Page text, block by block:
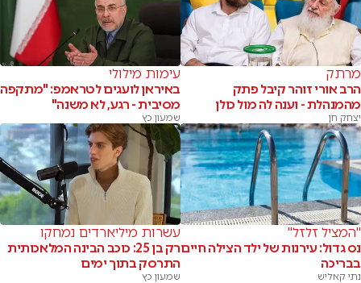
מרתק
הרב אורי זוהר קיבל פתק
מהמנהלת - וענה לה מול כולן
יצחק חן
עימות מילולי
באיראן לועגים לטראמפ: "מתקפה
מסיבית - רגע, לא משנה"
שמעון כץ
"המציל זלזל"
נס גדול: עירנות של ילד הצילה חיים
בבריכה
נתי קאליש
עשרות מיליארדים נמחקו
רק בן 25: כוכב הבינה המלאכותית
התרסק בתוך ימים
שמעון כץ